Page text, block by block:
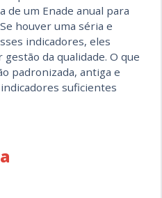
de um Enade anual para
houver uma séria e
indicadores, eles
da qualidade. O que
padronizada, antiga e
suficientes